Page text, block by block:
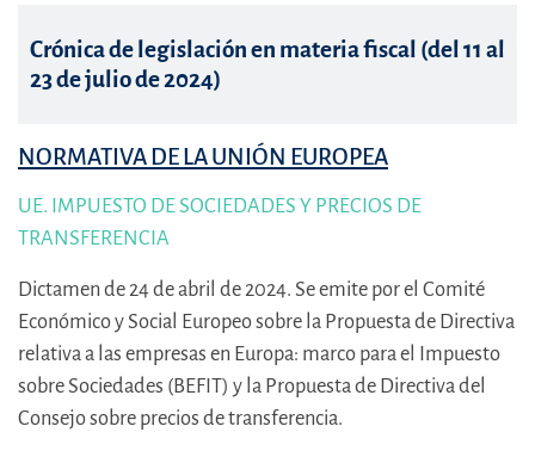
Crónica de legislación en materia fiscal (del 11 al
23 de julio de 2024)
NORMATIVA DE LA UNIÓN EUROPEA
UE. IMPUESTO DE SOCIEDADES Y PRECIOS DE
TRANSFERENCIA
Dictamen de 24 de abril de 2024. Se emite por el Comité
Económico y Social Europeo sobre la Propuesta de Directiva
relativa a las empresas en Europa: marco para el Impuesto
sobre Sociedades (BEFIT) y la Propuesta de Directiva del
Consejo sobre precios de transferencia.